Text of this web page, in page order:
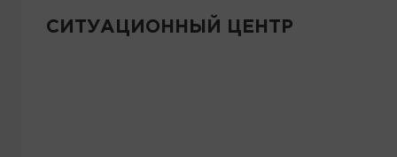
СИТУАЦИОННЫЙ ЦЕНТР